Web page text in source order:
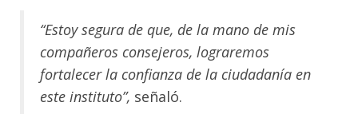
“Estoy segura de que, de la mano de mis
compañeros consejeros, lograremos
fortalecer la confianza de la ciudadanía en
este instituto”, señaló.